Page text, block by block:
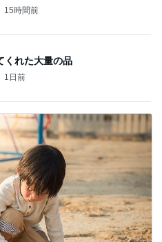
15時間前
くれた大量の品
1日前